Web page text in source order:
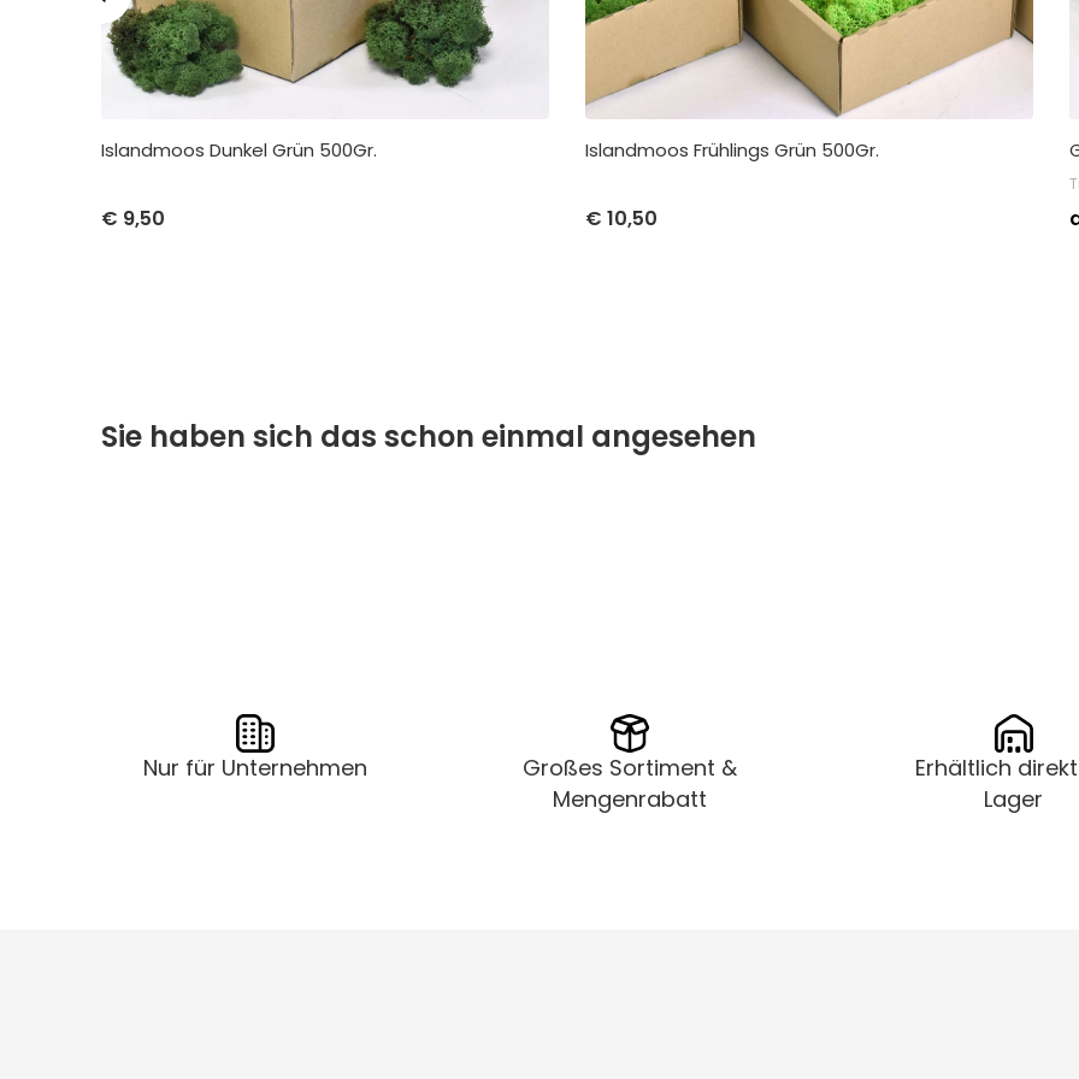
Islandmoos Dunkel Grün 500Gr.
€ 9,50
Islandmoos Frühlings Grün 500Gr.
€ 10,50
Sie haben sich das schon einmal angesehen
Nur für Unternehmen
Großes Sortiment &
Mengenrabatt
Erhältlich
Lager